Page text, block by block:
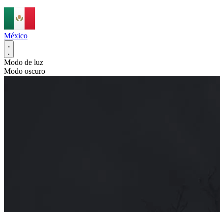
México
Modo de luz
Modo oscuro